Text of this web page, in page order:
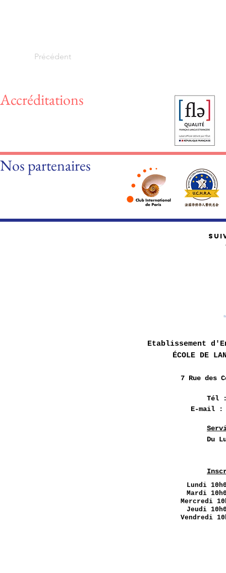
Précédent
Accréditations
Nos partenaires
Etablissement
ÉCOLE DE
7 Rue des
Tél
E-mail
Du
Lundi
Mardi
Mercredi
Jeudi
Vendredi